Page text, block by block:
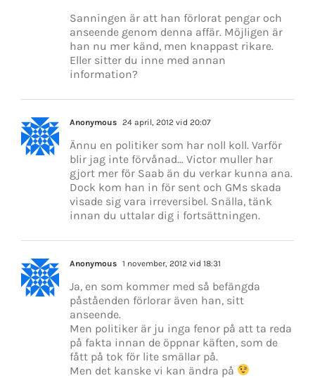
Sanningen är att han förlorat pengar och
anseende genom denna affär. Möjligen är
han nu mer känd, men knappast rikare.
Eller sitter du inne med annan
information?
Anonymous 24 april, 2012 vid 20:07
Ännu en politiker som har noll koll. Varför
blir jag inte förvånad… Victor muller har
gjort mer för Saab än du verkar kunna ana.
Dock kom han in för sent och GMs skada
visade sig vara irreversibel. Snälla, tänk
innan du uttalar dig i fortsättningen.
Anonymous 1 november, 2012 vid 18:31
Ja, en som kommer med så befängda
påståenden förlorar även han, sitt
anseende.
Men politiker är ju inga fenor på att ta reda
på fakta innan de öppnar käften, som de
fått på tok för lite smällar på.
Men det kanske vi kan ändra på